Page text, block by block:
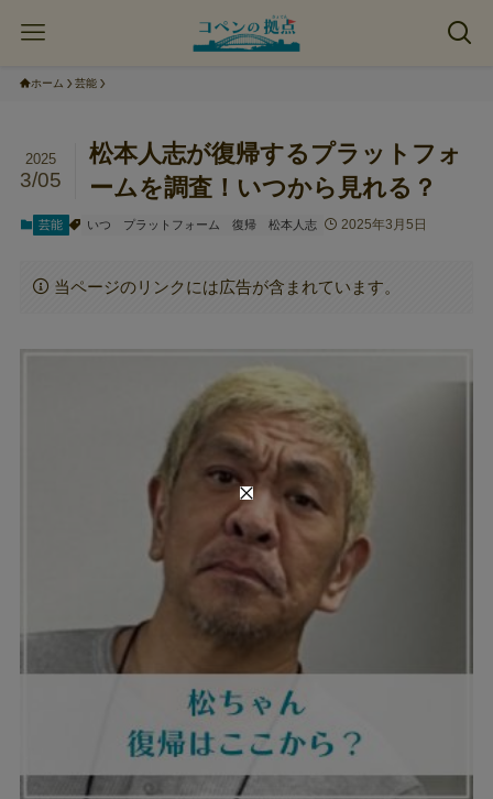
ホーム 芸能
松本人志が復帰するプラットフォ
ームを調査！いつから見れる？
2025
3/05
芸能 いつ プラットフォーム 復帰 松本人志 2025年3月5日
当ページのリンクには広告が含まれています。